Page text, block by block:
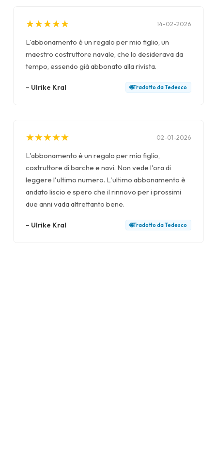
★
★★
★★
★★
★★
★ 14-02-2026
L'abbonamento è un regalo per mio figlio, un
maestro costruttore navale, che lo desiderava da
tempo, essendo già abbonato alla rivista.
– Ulrike Kral 🌐Tradotto daTedesco
★
★★
★★
★★
★★
★ 02-01-2026
L'abbonamento è un regalo per mio figlio,
costruttore di barche e navi. Non vede l'ora di
leggere l'ultimo numero. L'ultimo abbonamento è
andato liscio e spero che il rinnovo per i prossimi
due anni vada altrettanto bene.
– Ulrike Kral 🌐Tradotto daTedesco